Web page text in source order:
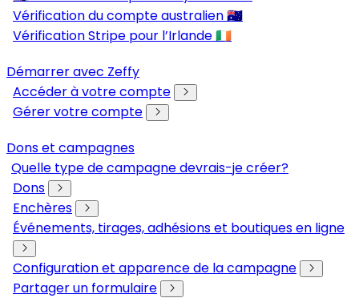
Vérification du compte australien 🇦🇺
Vérification Stripe pour l’Irlande 🇮🇪
Démarrer avec Zeffy
Accéder à votre compte
Gérer votre compte
Dons et campagnes
Quelle type de campagne devrais-je créer?
Dons
Enchères
Événements, tirages, adhésions et boutiques en ligne
Configuration et apparence de la campagne
Partager un formulaire